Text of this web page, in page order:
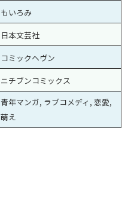
もいろみ
日本文芸社
コミックヘヴン
ニチブンコミックス
青年マンガ, ラブコメディ, 恋愛,
萌え